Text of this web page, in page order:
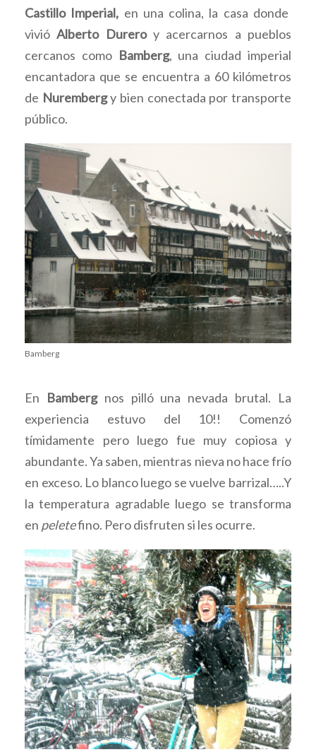
Castillo Imperial, en una colina, la casa donde
vivióAlberto Dureroy acercarnos a pueblos
cercanos como Bamberg, una ciudad imperial
encantadora que se encuentra a 60 kilómetros
de Nurembergy bien conectada por transporte
público.
Bamberg
En Bambergnos pilló una nevada brutal. La
experiencia estuvo del 10!! Comenzó
tímidamente pero luego fue muy copiosa y
abundante. Ya saben, mientras nieva no hace frío
en exceso. Lo blanco luego se vuelve barrizal…..Y
la temperatura agradable luego se transforma
en peletefino. Pero disfruten si les ocurre.